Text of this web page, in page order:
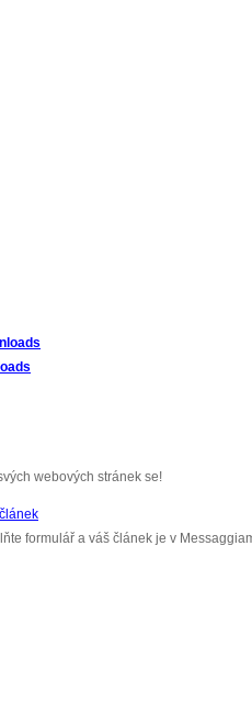
webových stránek se!
formulář a váš článek je v